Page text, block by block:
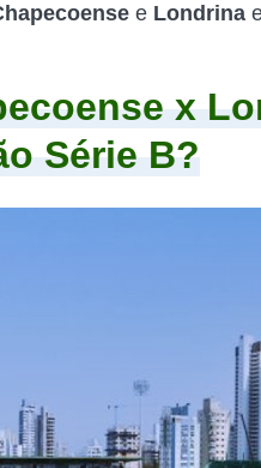
e Londrina
x
Série B?